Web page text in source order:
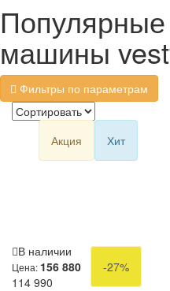
машины
Фильтры по параметрам
Акция Хит
В наличии
Цена: 156 880
-27%
114 990